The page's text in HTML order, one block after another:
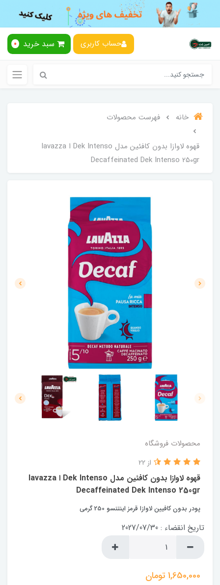
حساب کاربری سبد خرید 0
خانه فهرست محصولات
قهوه لاوازا بدون کافئین مدل Dek Intenso ا lavazza
Decaffeinated Dek Intenso 250gr
محصولات فروشگاه
قهوه لاوازا بدون کافئین مدل Dek Intenso ا lavazza
Decaffeinated Dek Intenso 250gr
از 22
پودر بدون کافیین لاوازا قرمز اینتنسو 250 گرمی
تاریخ انقضاء : 2027/07/30
1,650,000تومان